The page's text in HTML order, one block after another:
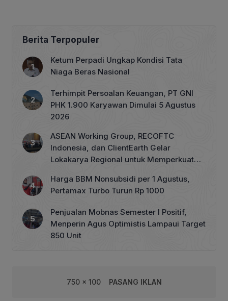
Berita Terpopuler
Ketum Perpadi Ungkap Kondisi Tata
Niaga Beras Nasional
Terhimpit Persoalan Keuangan, PT GNI
PHK 1.900 Karyawan Dimulai 5 Agustus
2026
ASEAN Working Group, RECOFTC
Indonesia, dan ClientEarth Gelar
Lokakarya Regional untuk Memperkuat
Harga BBM Nonsubsidi per 1 Agustus,
Pertamax Turbo Turun Rp 1000
Penjualan Mobnas Semester I Positif,
Menperin Agus Optimistis Lampaui Target
850 Unit
750 x 100 PASANG IKLAN